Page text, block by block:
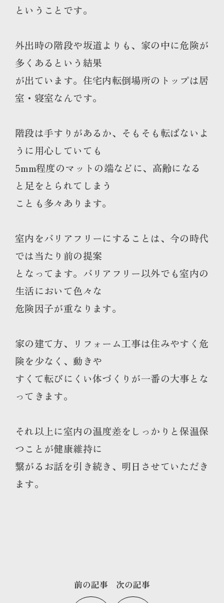
ということです。
外出時の階段や坂道よりも、家の中に危険が
多くあるという結果
が出ています。住宅内転倒場所のトップは居
室・寝室なんです。
階段は手すりがあるか、そもそも転ばないよ
うに用心していても
5mm程度のマットの端などに、高齢になる
と足をとられてしまう
ことも多々あります。
室内をバリアフリーにすることは、今の時代
では当たり前の提案
となってます。バリアフリー以外でも室内の
生活において色々な
危険因子が重なります。
家の建て方、リフォーム工事は住みやすく危
険を少なく、動きや
すくて転びにくい体づくりが一番の大事とな
ってきます。
それ以上に室内の温度差をしっかりと保温保
つことが健康維持に
繋がるお話を引き続き、明日させていただき
ます。
前の記事 次の記事